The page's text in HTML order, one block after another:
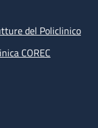
del Policlinico
COREC